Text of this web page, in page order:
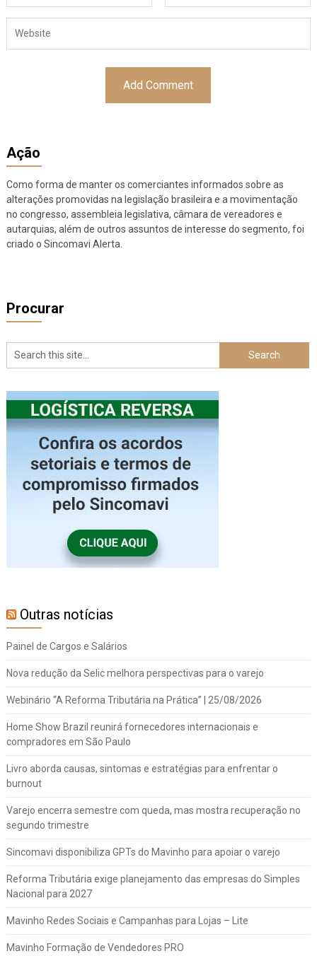
Ação
Como forma de manter os comerciantes informados sobre as
alterações promovidas na legislação brasileira e a movimentação
no congresso, assembleia legislativa, câmara de vereadores e
autarquias, além de outros assuntos de interesse do segmento, foi
criado o Sincomavi Alerta.
Procurar
Outras notícias
Painel de Cargos e Salários
Nova redução da Selic melhora perspectivas para o varejo
Webinário “A Reforma Tributária na Prática” | 25/08/2026
Home Show Brazil reunirá fornecedores internacionais e
compradores em São Paulo
Livro aborda causas, sintomas e estratégias para enfrentar o
burnout
Varejo encerra semestre com queda, mas mostra recuperação no
segundo trimestre
Sincomavi disponibiliza GPTs do Mavinho para apoiar o varejo
Reforma Tributária exige planejamento das empresas do Simples
Nacional para 2027
Mavinho Redes Sociais e Campanhas para Lojas – Lite
Mavinho Formação de Vendedores PRO